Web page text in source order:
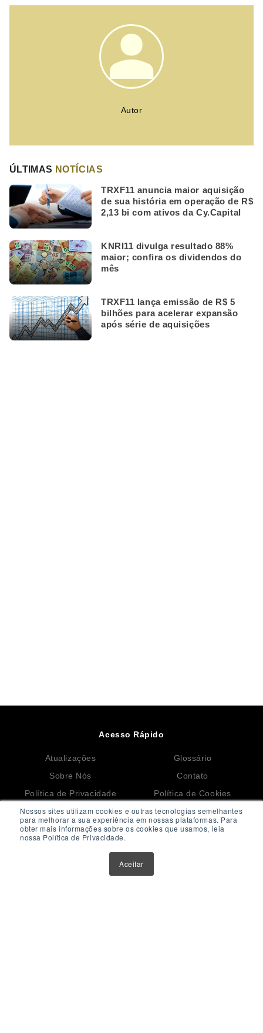
Nossos sites utilizam cookies e outras tecnologias semelhantes
para melhorar a sua experiência em nossas plataformas. Para
obter mais informações sobre os cookies que usamos, leia
nossa Política de Privacidade.
Aceitar
Autor
ÚLTIMAS NOTÍCIAS
TRXF11 anuncia maior aquisição
de sua história em operação de R$
2,13 bi com ativos da Cy.Capital
KNRI11 divulga resultado 88%
maior; confira os dividendos do
mês
TRXF11 lança emissão de R$ 5
bilhões para acelerar expansão
após série de aquisições
Acesso Rápido
Atualizações
Glossário
Sobre Nós
Contato
Política de Privacidade
Política de Cookies
Anuncie Aqui